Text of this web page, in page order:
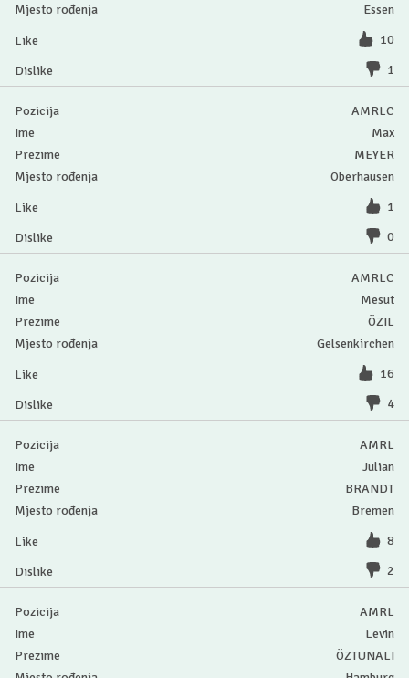
Essen
10
1
AMRLC
Max
MEYER
Oberhausen
1
0
AMRLC
Mesut
ÖZIL
Gelsenkirchen
16
4
AMRL
Julian
BRANDT
Bremen
8
2
AMRL
Levin
ÖZTUNALI